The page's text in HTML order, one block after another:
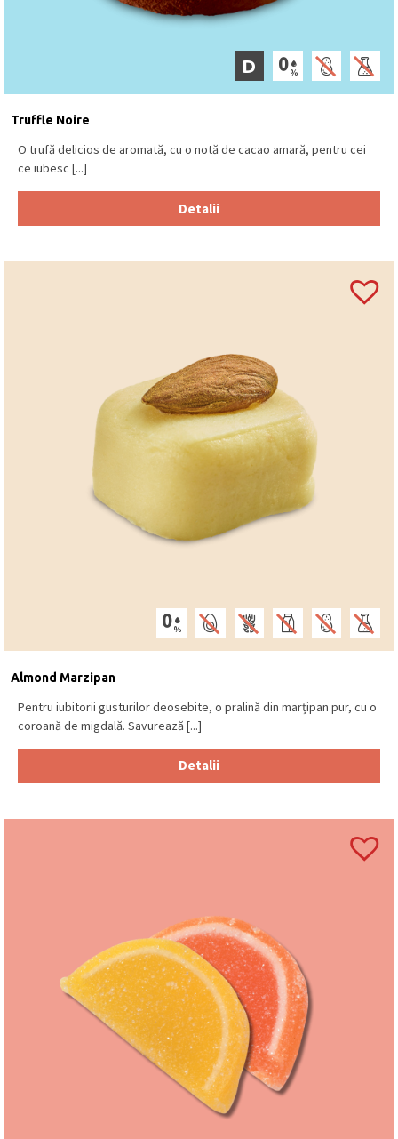
D
Truffle Noire
O trufă delicios de aromată, cu o notă de cacao amară, pentru cei
ce iubesc [...]
Detalii
Almond Marzipan
Pentru iubitorii gusturilor deosebite, o pralină din marțipan pur, cu o
coroană de migdală. Savurează [...]
Detalii